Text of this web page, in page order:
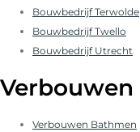
Bouwbedrijf Terwolde
Bouwbedrijf Twello
Bouwbedrijf Utrecht
Verbouwen
Verbouwen Bathmen